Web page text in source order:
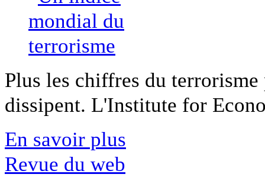
Plus les chiffres du
dissipent. L'Institute for
En savoir plus
Revue du web